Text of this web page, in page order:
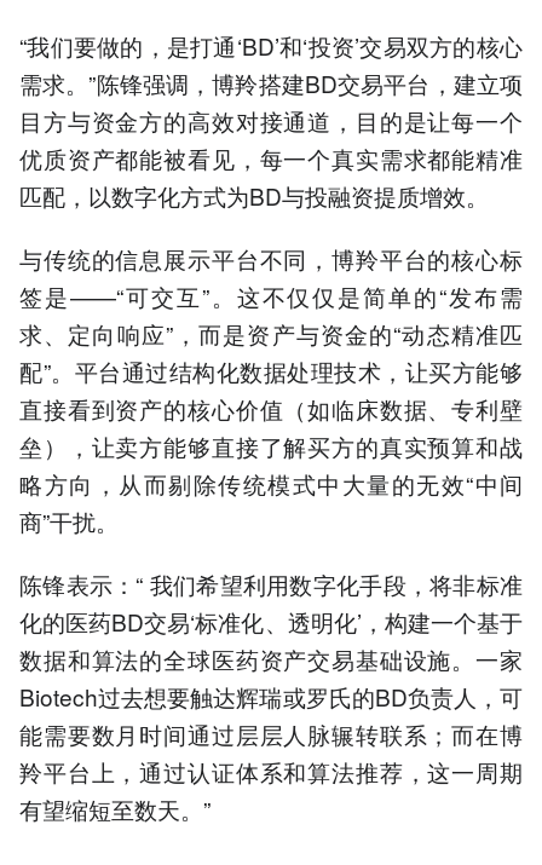
“我们要做的，是打通‘BD’和‘投资’交易双方的核心
需求。”陈锋强调，博羚搭建BD交易平台，建立项
目方与资金方的高效对接通道，目的是让每一个
优质资产都能被看见，每一个真实需求都能精准
匹配，以数字化方式为BD与投融资提质增效。
与传统的信息展示平台不同，博羚平台的核心标
签是——“可交互”。这不仅仅是简单的“发布需
求、定向响应”，而是资产与资金的“动态精准匹
配”。平台通过结构化数据处理技术，让买方能够
直接看到资产的核心价值（如临床数据、专利壁
垒），让卖方能够直接了解买方的真实预算和战
略方向，从而剔除传统模式中大量的无效“中间
商”干扰。
陈锋表示：“ 我们希望利用数字化手段，将非标准
化的医药BD交易‘标准化、透明化’，构建一个基于
数据和算法的全球医药资产交易基础设施。一家
Biotech过去想要触达辉瑞或罗氏的BD负责人，可
能需要数月时间通过层层人脉辗转联系；而在博
羚平台上，通过认证体系和算法推荐，这一周期
有望缩短至数天。”